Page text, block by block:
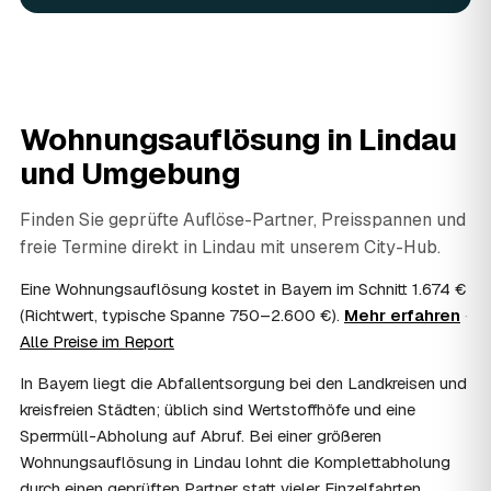
lassen sich Arbeits- und Fahrtkosten anteilig von der
Steuer absetzen, bei einer Auflösung im Erbfall unter
Umständen als Nachlassverbindlichkeit. Sie erhalten eine
ordentliche Rechnung mit ausgewiesenem Lohnanteil; die
genaue Anrechnung klären Sie mit Ihrem Steuerberater.
Muss ich bei der Wohnungsauflösung anwesend
sein?
Nicht zwingend. Viele Auflösungen in Lindau laufen nach
Schlüsselübergabe ohne Sie ab — praktisch, wenn Sie
sein, etwa um Wertsachen oder persönliche Unterlagen
vorab zu sichern.
10
Bekomme ich einen Entsorgungsnachweis?
Ja. Auf Wunsch erhalten Sie einen Entsorgungsnachweis
über die fachgerechte Verwertung — wichtig als Beleg
Wohnungsauflösung in Lindau
und Umgebung
Finden Sie geprüfte Auflöse-Partner, Preisspannen und
freie Termine direkt in Lindau mit unserem City-Hub.
Eine Wohnungsauflösung kostet in Bayern im Schnitt 1.674 €
(Richtwert, typische Spanne 750–2.600 €). Mehr erfahren ·
Alle Preise im Report
In Bayern liegt die Abfallentsorgung bei den Landkreisen und
kreisfreien Städten; üblich sind Wertstoffhöfe und eine
Sperrmüll-Abholung auf Abruf. Bei einer größeren
Wohnungsauflösung in Lindau lohnt die Komplettabholung